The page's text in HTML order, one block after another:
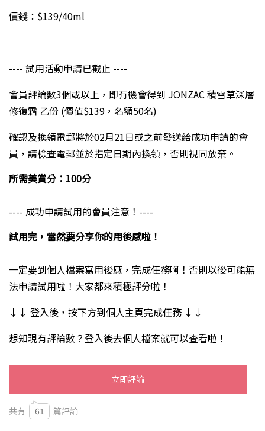
價錢：$139/40ml
---- 試用活動申請已截止 ----
會員評論數3個或以上，即有機會得到 JONZAC 積雪草深層
修復霜 乙份 (價值$139，名額50名)
確認及換領電郵將於02月21日或之前發送給成功申請的會
員，請檢查電郵並於指定日期內換領，否則視同放棄。
所需美賞分：100分
---- 成功申請試用的會員注意！----
試用完，當然要分享你的用後感啦！
一定要到個人檔案寫用後感，完成任務啊！否則以後可能無
法申請試用啦！大家都來積極評分啦！
↓↓ 登入後，按下方到個人主頁完成任務 ↓↓
想知現有評論數？登入後去個人檔案就可以查看啦！
立即評論
共有 61 篇評論